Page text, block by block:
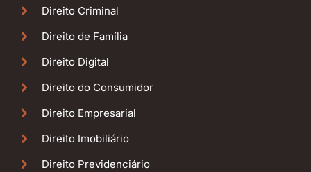
Direito Criminal
Direito de Família
Direito Digital
Direito do Consumidor
Direito Empresarial
Direito Imobiliário
Direito Previdenciário